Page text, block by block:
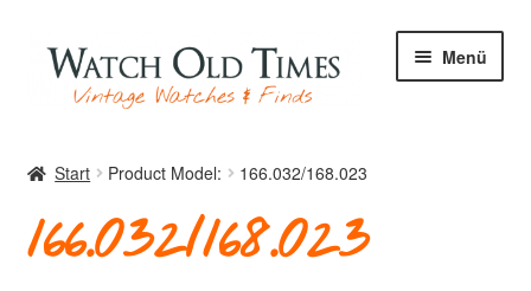
Zur
Navigation
springen
Zum
Inhalt
springen
Menü
Uhren
Start Product Model: 166.032/168.023
166.032/168.023